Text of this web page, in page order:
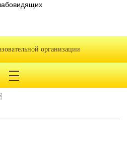
организации